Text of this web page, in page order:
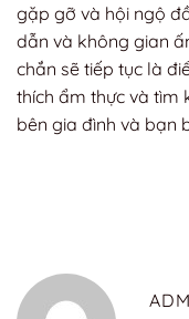
gặp gỡ và hội ngộ
dẫn và không gian
chắn sẽ tiếp tục là
thích ẩm thực và tìm
bên gia đình và bạn